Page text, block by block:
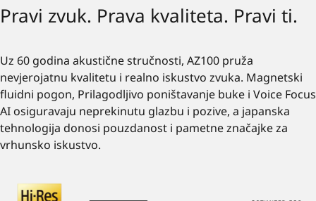
Pravi zvuk. Prava kvaliteta. Pravi ti.
Uz 60 godina akustične stručnosti, AZ100 pruža
nevjerojatnu kvalitetu i realno iskustvo zvuka. Magnetski
fluidni pogon, Prilagodljivo poništavanje buke i Voice Focus
AI osiguravaju neprekinutu glazbu i pozive, a japanska
tehnologija donosi pouzdanost i pametne značajke za
vrhunsko iskustvo.